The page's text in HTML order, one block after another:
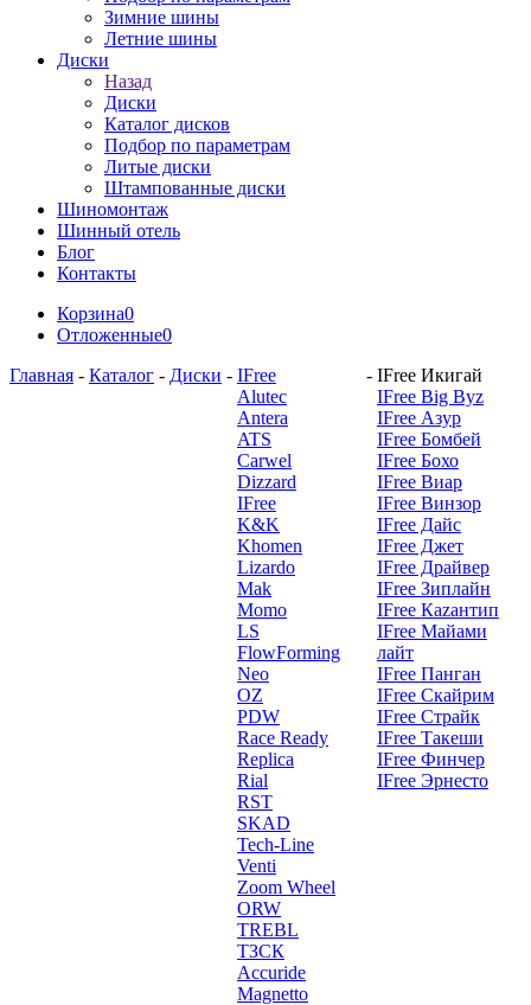
Зимние шины
Летние шины
Диски
Назад
Диски
Каталог дисков
Подбор по параметрам
Литые диски
Штампованные диски
Шиномонтаж
Шинный отель
Блог
Контакты
Корзина0
Отложенные0
Главная - Каталог - Диски - IFree
Alutec
Antera
ATS
Carwel
Dizzard
IFree
K&K
Khomen
Lizardo
Mak
Momo
LS
FlowForming
Neo
OZ
PDW
Race Ready
Replica
Rial
RST
SKAD
Tech-Line
Venti
Zoom Wheel
ORW
TREBL
ТЗСК
Accuride
Magnetto
- IFree Икигай
IFree Big Byz
IFree Азур
IFree Бомбей
IFree Бохо
IFree Виар
IFree Винзор
IFree Дайс
IFree Джет
IFree Драйвер
IFree Зиплайн
IFree Каzантип
IFree Майами
лайт
IFree Панган
IFree Скайрим
IFree Страйк
IFree Такеши
IFree Финчер
IFree Эрнесто